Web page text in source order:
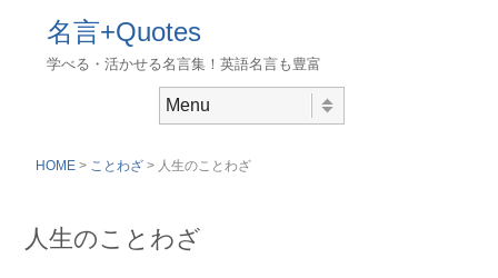
名言+Quotes
学べる・活かせる名言集！英語名言も豊富
HOME > ことわざ > 人生のことわざ
人生のことわざ